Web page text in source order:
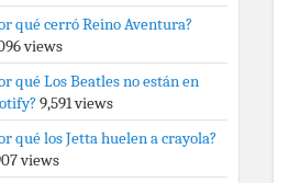
qué cerró Reino Aventura?
views
qué Los Beatles no están en
9,591 views
qué los Jetta huelen a crayola?
views